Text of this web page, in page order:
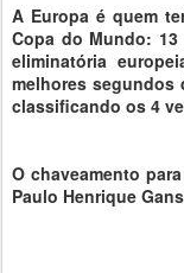
A Europa é quem
Copa do Mundo:
eliminatória
melhores segundos
classificando os 4
O chaveamento
Paulo Henrique